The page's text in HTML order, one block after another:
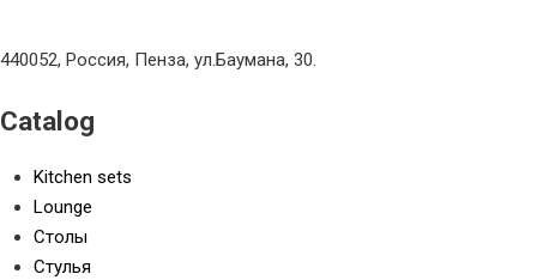
440052, Россия, Пенза, ул.Баумана, 30.
Catalog
Kitchen sets
Lounge
Столы
Стулья